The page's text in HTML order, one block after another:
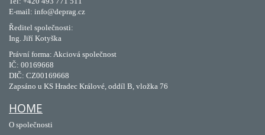
E-mail: info@deprag.cz
Ředitel společnosti:
Ing. Jiří Kotyška
Právní forma: Akciová společnost
IČ: 00169668
DIČ: CZ00169668
Zapsáno u KS Hradec Králové, oddíl B, vložka 76
HOME
O společnosti